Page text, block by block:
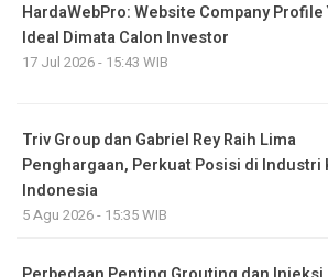
HardaWebPro: Website Company Profile
Ideal Dimata Calon Investor
17 Jul 2026 - 15:43 WIB
Triv Group dan Gabriel Rey Raih Lima
Penghargaan, Perkuat Posisi di Industri
Indonesia
5 Agu 2026 - 15:35 WIB